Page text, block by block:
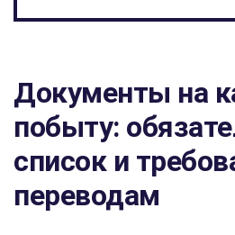
Документы на
побыту:
список и
переводам